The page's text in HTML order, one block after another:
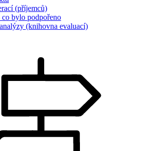
(příjemců)
bylo podpořeno
(knihovna evaluací)